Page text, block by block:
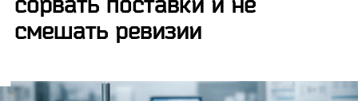
смешать ревизии